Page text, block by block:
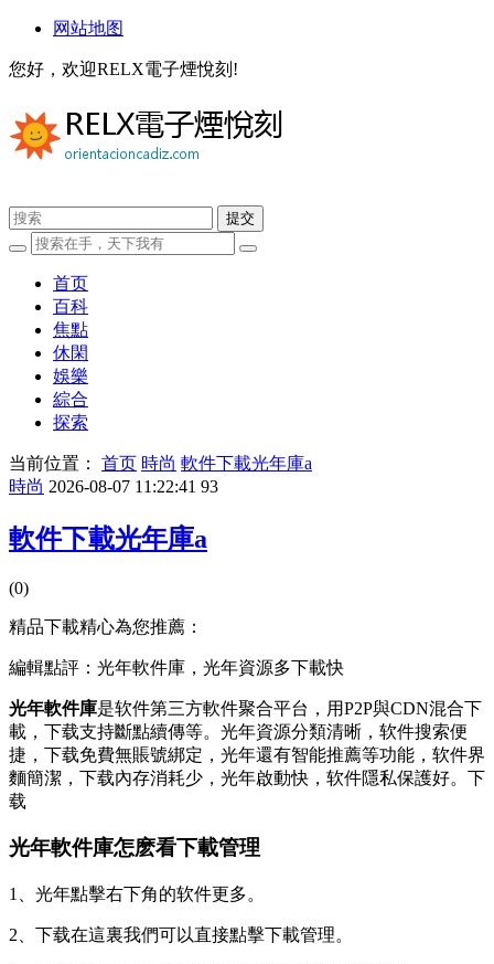
网站地图
您好，欢迎RELX電子煙悅刻!
首页
百科
焦點
休閑
娛樂
綜合
探索
当前位置： 首页 時尚 軟件下載光年庫a
時尚 2026-08-07 11:22:41 93
軟件下載光年庫a
(0)
精品下載精心為您推薦：
編輯點評：光年軟件庫，光年資源多下載快
光年軟件庫是软件第三方軟件聚合平台，用P2P與CDN混合下
載，下载支持斷點續傳等。光年資源分類清晰，软件搜索便
捷，下载免費無賬號綁定，光年還有智能推薦等功能，软件界
麵簡潔，下载內存消耗少，光年啟動快，软件隱私保護好。下
载
光年軟件庫怎麽看下載管理
1、光年點擊右下角的软件更多。
2、下载在這裏我們可以直接點擊下載管理。